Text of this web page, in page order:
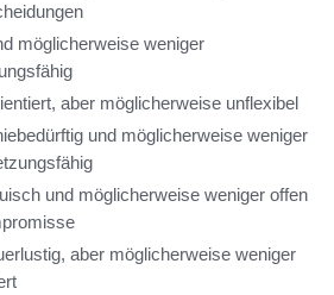
möglicherweise weniger
aber möglicherweise unflexibel
und möglicherweise weniger
und möglicherweise weniger offen
aber möglicherweise weniger